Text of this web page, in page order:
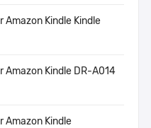
Amazon Kindle Kindle
Amazon Kindle DR-A014
Amazon Kindle